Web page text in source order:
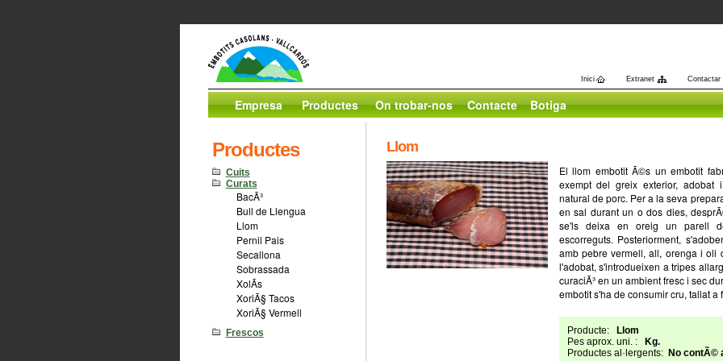
Inici Extranet Contactar
Empresa Productes On trobar-nos Contacte Botiga
Productes
Cuits
Curats
BacÃ³
Bull de Llengua
Llom
Pernil Pais
Secallona
Sobrassada
XolÃ­s
XoriÃ§ Tacos
XoriÃ§ Vermell
Frescos
Llom
El llom embotit Ã©s un embotit
exempt del greix exterior, adobat
natural de porc. Per a la seva
en sal durant un o dos dies,
se'ls deixa en oreig un parell
escorreguts. Posteriorment,
amb pebre vermell, all, orenga i oli
l'adobat, s'introdueixen a tripes
curaciÃ³ en un ambient fresc i sec
embotit s'ha de consumir cru, tallat a
Producte:
Llom
Pes aprox. uni. :
Kg.
Productes al·lergents:
No contÃ©